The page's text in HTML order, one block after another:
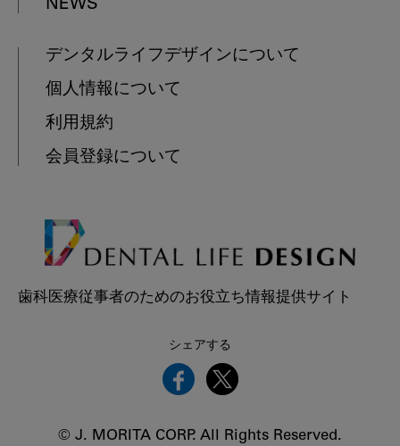
NEWS
デンタルライフデザインについて
個人情報について
利用規約
会員登録について
歯科医療従事者のためのお役立ち情報提供サイト
シェアする
© J. MORITA CORP. All Rights Reserved.